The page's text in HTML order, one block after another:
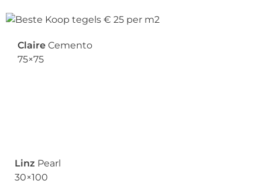
Claire Cemento
75×75
Linz Pearl
30×100